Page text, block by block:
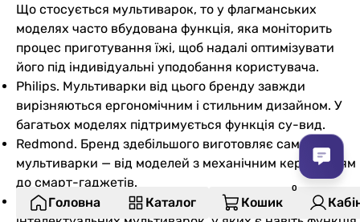
Що стосується мультиварок, то у флагманських
моделях часто вбудована функція, яка моніторить
процес приготування їжі, щоб надалі оптимізувати
його під індивідуальні уподобання користувача.
Philips. Мультиварки від цього бренду завжди
вирізняються ергономічним і стильним дизайном. У
багатьох моделях підтримується функція су-вид.
Redmond. Бренд здебільшого виготовляє саме
мультиварки — від моделей з механічним керуванням
до смарт-гаджетів.
Moulinex. Виробник зосередився на виготовленні
Головна Каталог Кошик